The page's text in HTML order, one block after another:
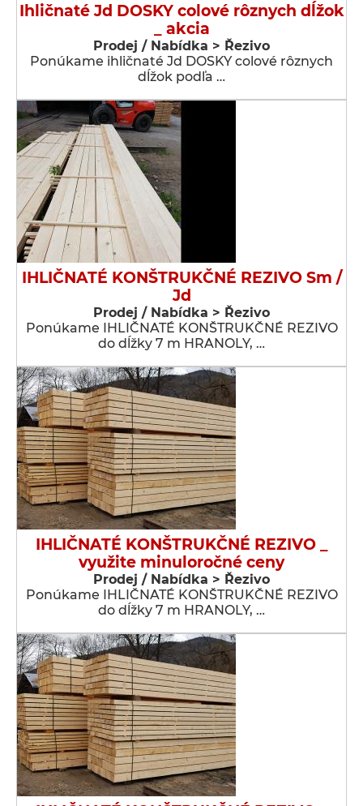
Ihličnaté Jd DOSKY colové rôznych dĺžok
_ akcia
Prodej / Nabídka > Řezivo
Ponúkame ihličnaté Jd DOSKY colové rôznych
dĺžok podľa …
IHLIČNATÉ KONŠTRUKČNÉ REZIVO Sm /
Jd
Prodej / Nabídka > Řezivo
Ponúkame IHLIČNATÉ KONŠTRUKČNÉ REZIVO
do dĺžky 7 m HRANOLY, …
IHLIČNATÉ KONŠTRUKČNÉ REZIVO _
využite minuloročné ceny
Prodej / Nabídka > Řezivo
Ponúkame IHLIČNATÉ KONŠTRUKČNÉ REZIVO
do dĺžky 7 m HRANOLY, …